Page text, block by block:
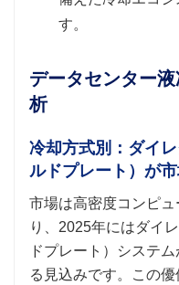
す。
データセンター
析
冷却方式別：ダイ
ルドプレート）が
市場は高密度コンピ
り、2025年にはダイ
ドプレート）システ
る見込みです。この